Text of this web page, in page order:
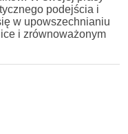
podejścia i
w upowszechnianiu
i zrównoważonym